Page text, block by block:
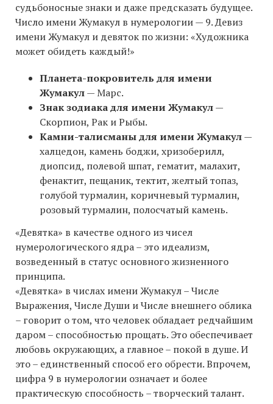
судьбоносные знаки и даже предсказать будущее.
Число имени Жумакул в нумерологии — 9. Девиз
имени Жумакул и девяток по жизни: «Художника
может обидеть каждый!»
Планета-покровитель для имени
Жумакул— Марс.
Знак зодиака для имени Жумакул—
Скорпион, Рак и Рыбы.
Камни-талисманы для имени Жумакул—
халцедон, камень боджи, хризоберилл,
диопсид, полевой шпат, гематит, малахит,
фенактит, пещаник, тектит, желтый топаз,
голубой турмалин, коричневый турмалин,
розовый турмалин, полосчатый камень.
«Девятка» в качестве одного из чисел
нумерологического ядра – это идеализм,
возведенный в статус основного жизненного
принципа.
«Девятка» в числах имени Жумакул – Числе
Выражения, Числе Души и Числе внешнего облика
– говорит о том, что человек обладает редчайшим
даром – способностью прощать. Это обеспечивает
любовь окружающих, а главное – покой в душе. И
это – единственный способ его обрести. Впрочем,
цифра 9 в нумерологии означает и более
практическую способность – творческий талант.